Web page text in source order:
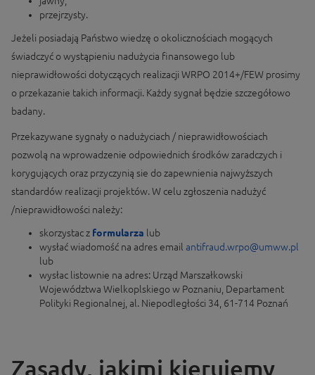
przejrzysty.
Jeżeli posiadają Państwo wiedzę o okolicznościach mogących
świadczyć o wystąpieniu nadużycia finansowego lub
nieprawidłowości dotyczących realizacji WRPO 2014+/FEW prosimy
o przekazanie takich informacji. Każdy sygnał będzie szczegółowo
badany.
Przekazywane sygnały o nadużyciach / nieprawidłowościach
pozwolą na wprowadzenie odpowiednich środków zaradczych i
korygujących oraz przyczynią sie do zapewnienia najwyższych
standardów realizacji projektów. W celu zgłoszenia nadużyć
/nieprawidłowości należy:
skorzystac z formularza lub
wysłać wiadomość na adres email antifraud.wrpo@umww.pl
lub
wysłac listownie na adres: Urząd Marszałkowski
Województwa Wielkoplskiego w Poznaniu, Departament
Polityki Regionalnej, al. Niepodległości 34, 61-714 Poznań
Zasady, jakimi kierujemy